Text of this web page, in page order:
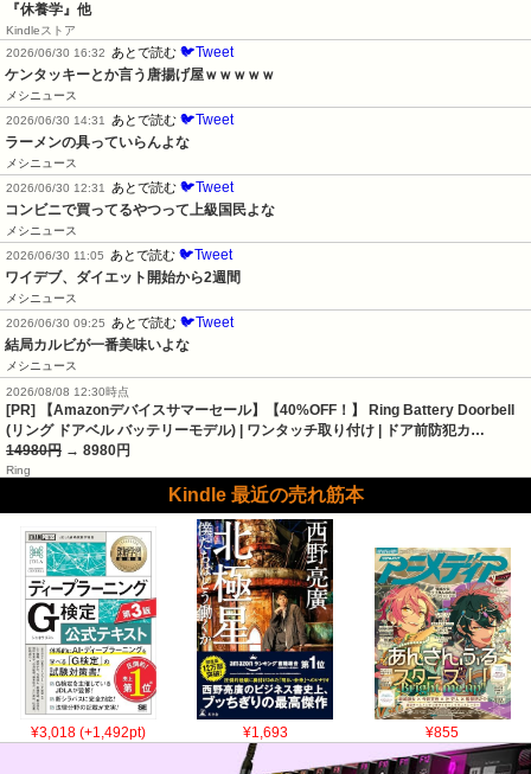
『休養学』他
Kindleストア
2026/06/30 16:32
あとで読む 🐦Tweet
ケンタッキーとか言う唐揚げ屋ｗｗｗｗｗ
メシニュース
2026/06/30 14:31
あとで読む 🐦Tweet
ラーメンの具っていらんよな
メシニュース
2026/06/30 12:31
あとで読む 🐦Tweet
コンビニで買ってるやつって上級国民よな
メシニュース
2026/06/30 11:05
あとで読む 🐦Tweet
ワイデブ、ダイエット開始から2週間
メシニュース
2026/06/30 09:25
あとで読む 🐦Tweet
結局カルビが一番美味いよな
メシニュース
2026/08/08 12:30時点
[PR] 【Amazonデバイスサマーセール】【40%OFF！】 Ring Battery Doorbell
(リング ドアベル バッテリーモデル) | ワンタッチ取り付け | ドア前防犯カ…
14980円 → 8980円
Ring
Kindle 最近の売れ筋本
¥3,018 (+1,492pt) ¥1,693 ¥855